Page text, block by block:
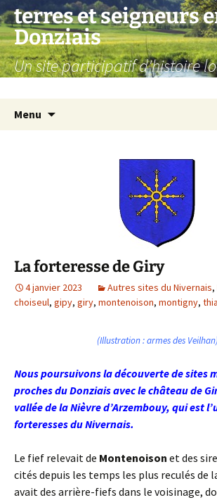
Aller
au
contenu
terres et seigneurs
Donziais
Un site participatif d'histoire
Menu
La forteresse de Giry
4 janvier 2023 Autres sites du Nivernais,
choiseul, gipy, giry, montenoison, montigny,
(Illustration : armes des Veilhan)
Nous poursuivons la découverte de sites
proches du Donziais avec le château de
vallée de la Nièvre d’Arzembouy, qui est
forteresses du Nivernais.
Le fief relevait de Montenoison et des
cités depuis les temps les plus reculés de
avait des arrière-fiefs dans le voisinage,